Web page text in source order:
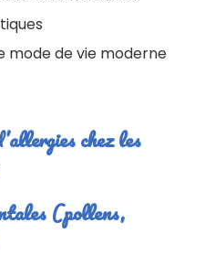
mode de vie moderne
chez les
(pollens,